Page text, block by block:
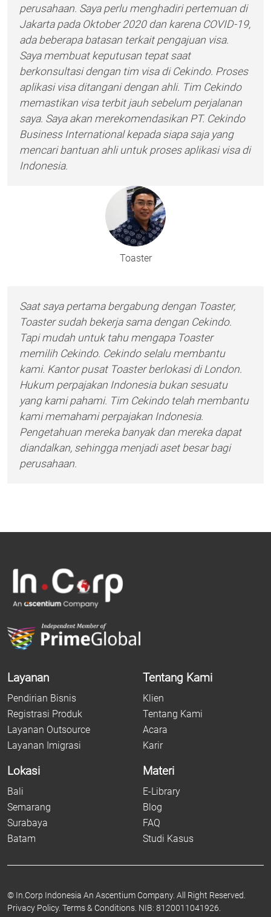
perusahaan. Saya perlu menghadiri pertemuan di
Jakarta pada Oktober 2020 dan karena COVID-19,
ada beberapa batasan terkait pengajuan visa.
Saya membuat keputusan tepat saat
berkonsultasi dengan tim visa di Cekindo. Proses
aplikasi visa ditangani dengan ahli. Tim Cekindo
memastikan visa terbit jauh sebelum perjalanan
saya. Saya akan merekomendasikan PT. Cekindo
Business International kepada siapa saja yang
mencari bantuan ahli untuk proses aplikasi visa di
Indonesia.
Toaster
Saat saya pertama bergabung dengan Toaster,
Toaster sudah bekerja sama dengan Cekindo.
Tapi mudah untuk tahu mengapa Toaster
memilih Cekindo. Cekindo selalu membantu
kami. Kantor pusat Toaster berlokasi di London.
Hukum perpajakan Indonesia bukan sesuatu
yang kami pahami. Tim Cekindo telah membantu
kami memahami perpajakan Indonesia.
Pengetahuan mereka banyak dan mereka dapat
diandalkan, sehingga menjadi aset besar bagi
perusahaan.
Layanan
Pendirian Bisnis
Registrasi Produk
Layanan Outsource
Layanan Imigrasi
Tentang Kami
Klien
Tentang Kami
Acara
Karir
Lokasi
Bali
Semarang
Surabaya
Batam
Materi
E-Library
Blog
FAQ
Studi Kasus
© In.Corp Indonesia An Ascentium Company. All Right Reserved.
Privacy Policy. Terms & Conditions. NIB: 8120011041926.